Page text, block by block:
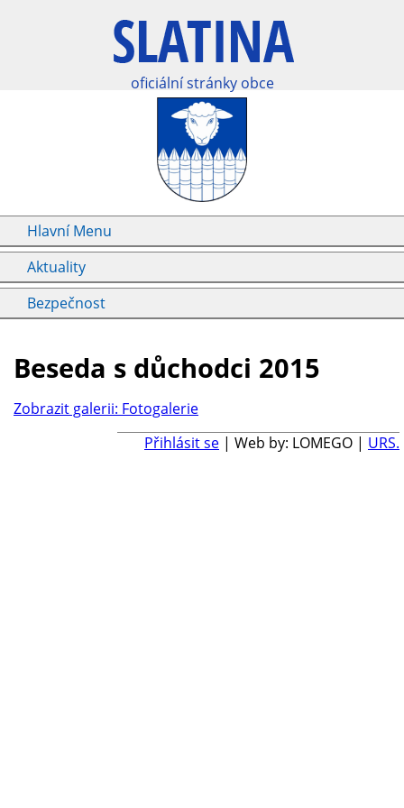
oficiální stránky obce
Hlavní Menu
Aktuality
Bezpečnost
Beseda s důchodci 2015
Zobrazit galerii: Fotogalerie
Přihlásit se | Web by: LOMEGO | URS.